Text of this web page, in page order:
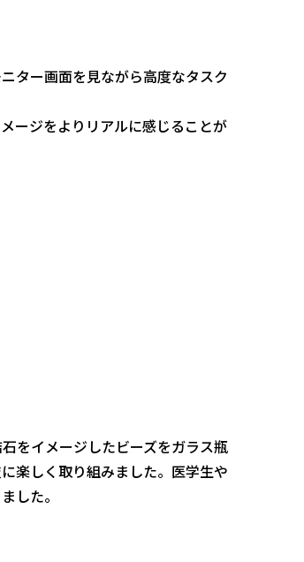
ター画面を見ながら高度なタスク
ージをよりリアルに感じることが
をイメージしたビーズをガラス瓶
楽しく取り組みました。医学生や
した。